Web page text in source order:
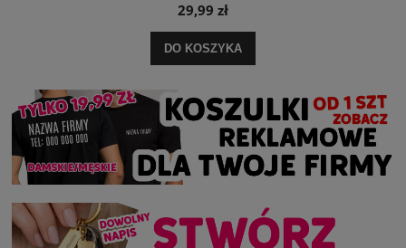
29,99 zł
DO KOSZYKA